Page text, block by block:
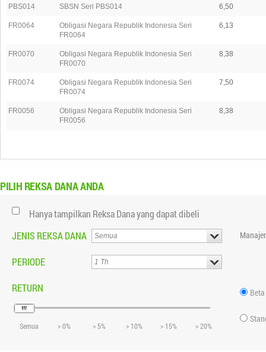
PBS014 SBSN Seri PBS014 6,50
FR0064
Obligasi Negara Republik Indonesia Seri
FR0064
6,13
FR0070
Obligasi Negara Republik Indonesia Seri
FR0070
8,38
FR0074
Obligasi Negara Republik Indonesia Seri
FR0074
7,50
FR0056
Obligasi Negara Republik Indonesia Seri
FR0056
8,38
PILIH REKSA DANA ANDA
Hanya tampilkan Reksa Dana yang dapat dibeli
JENIS REKSA DANA
PERIODE
RETURN
Semua > 0% > 5% > 10% > 15% > 20%
Beta